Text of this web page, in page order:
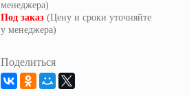
Под заказ (Цену и сроки уточняйте
у менеджера)
Поделиться